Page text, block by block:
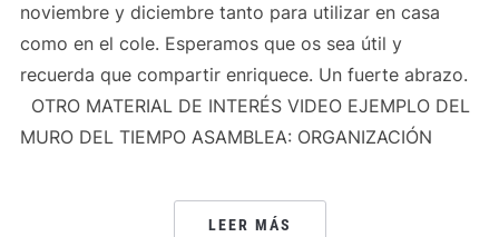
noviembre y diciembre tanto para utilizar en casa
como en el cole. Esperamos que os sea útil y
recuerda que compartir enriquece. Un fuerte abrazo.
OTRO MATERIAL DE INTERÉS VIDEO EJEMPLO DEL
MURO DEL TIEMPO ASAMBLEA: ORGANIZACIÓN
LEER MÁS